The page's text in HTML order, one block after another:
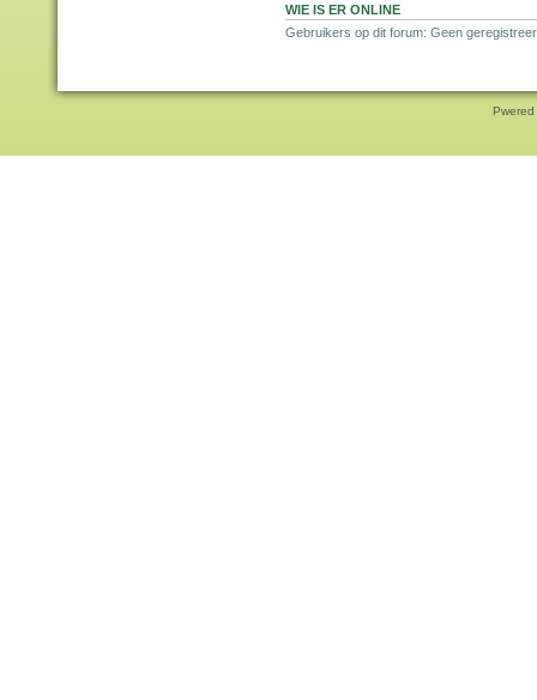
WIE IS ER ONLINE
Gebruikers op dit forum: Geen